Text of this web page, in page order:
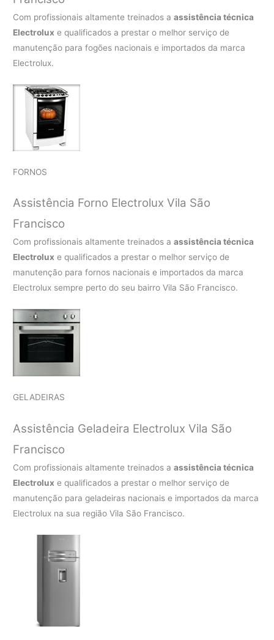
Com profissionais altamente treinados aassistência técnica
Electrolux e qualificados a prestar o melhor serviço de
manutenção para fogões nacionais e importados da marca
Electrolux.
FORNOS
Assistência Forno Electrolux Vila São
Francisco
Com profissionais altamente treinados aassistência técnica
Electrolux e qualificados a prestar o melhor serviço de
manutenção para fornos nacionais e importados da marca
Electrolux sempre perto do seu bairro Vila São Francisco.
GELADEIRAS
Assistência Geladeira Electrolux Vila São
Francisco
Com profissionais altamente treinados aassistência técnica
Electrolux e qualificados a prestar o melhor serviço de
manutenção para geladeiras nacionais e importados da marca
Electrolux na sua região Vila São Francisco.